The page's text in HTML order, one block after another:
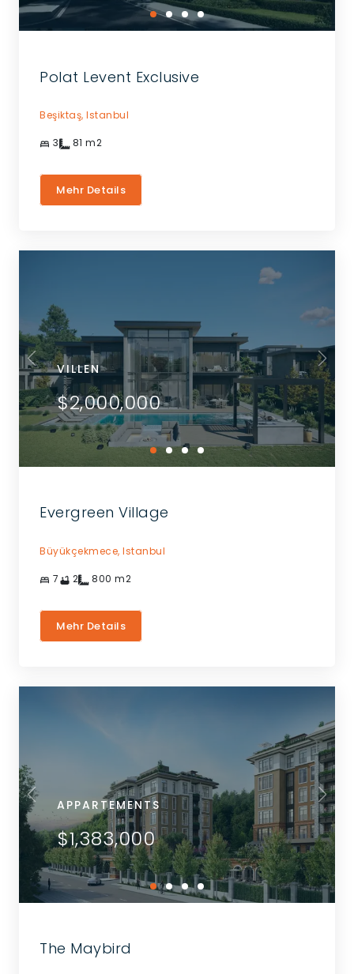
Polat Levent Exclusive
Beşiktaş, Istanbul
3 81 m2
Mehr Details
VILLEN
$2,000,000
Evergreen Village
Büyükçekmece, Istanbul
7 2 800 m2
Mehr Details
APPARTEMENTS
$1,383,000
The Maybird